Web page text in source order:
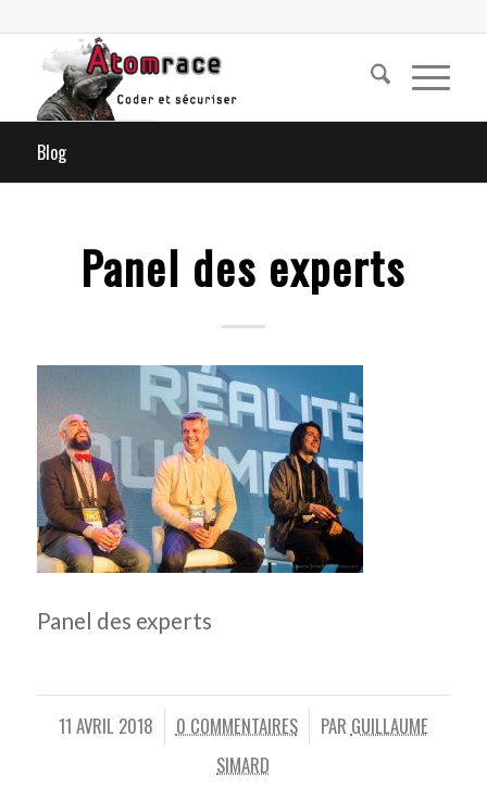
Blog
Panel des experts
Panel des experts
11 AVRIL 2018
/ 0 COMMENTAIRES
/ PAR GUILLAUME
SIMARD